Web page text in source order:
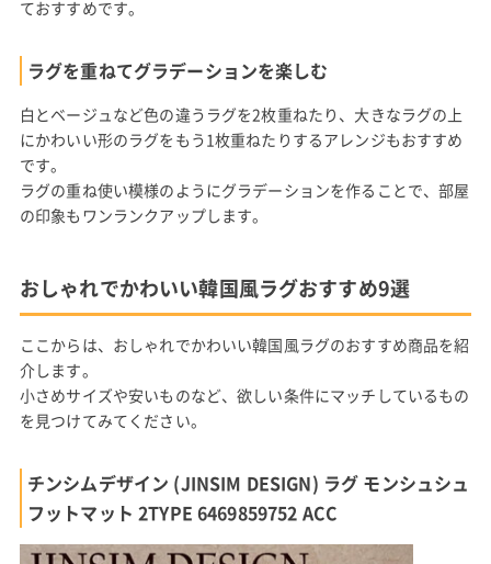
ておすすめです。
ラグを重ねてグラデーションを楽しむ
白とベージュなど色の違うラグを2枚重ねたり、大きなラグの上
にかわいい形のラグをもう1枚重ねたりするアレンジもおすすめ
です。
ラグの重ね使い模様のようにグラデーションを作ることで、部屋
の印象もワンランクアップします。
おしゃれでかわいい韓国風ラグおすすめ9選
ここからは、おしゃれでかわいい韓国風ラグのおすすめ商品を紹
介します。
小さめサイズや安いものなど、欲しい条件にマッチしているもの
を見つけてみてください。
チンシムデザイン (JINSIM DESIGN) ラグ モンシュシュ
フットマット 2TYPE 6469859752 ACC